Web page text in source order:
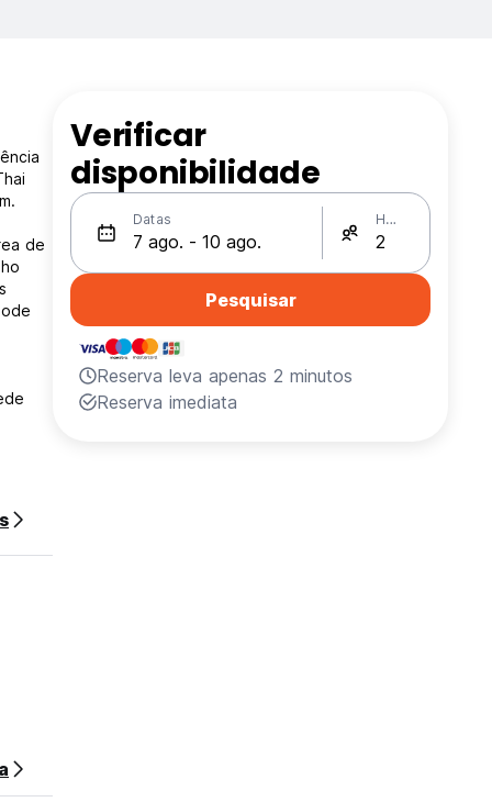
de
ser
Verificar
disponibilidade
Datas Hóspedes
Pesquisar
Reserva leva apenas 2 minutos
Reserva imediata